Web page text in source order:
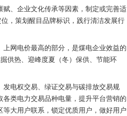
、企业文化传承等因素，制定或完善适
，策划醒目品牌标识，践行清洁发展行
网电价最高的部分，是煤电企业效益的
供热、迎峰度夏（冬）保供、节能环
电权交易、绿证交易与碳排放交易规
类电力交易品种电量，提升平台营销的
大用户联系，锁定优质用户，做好用户